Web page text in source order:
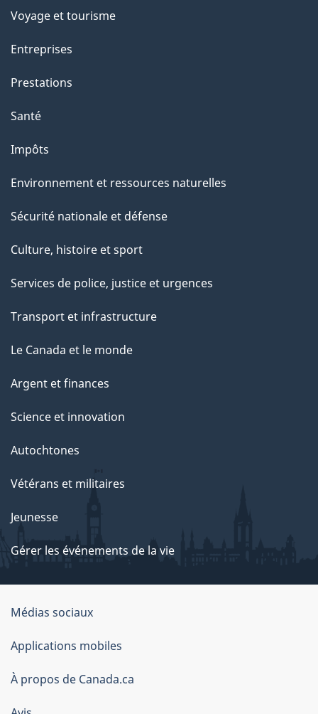
Voyage et tourisme
Entreprises
Prestations
Santé
Impôts
Environnement et ressources naturelles
Sécurité nationale et défense
Culture, histoire et sport
Services de police, justice et urgences
Transport et infrastructure
Le Canada et le monde
Argent et finances
Science et innovation
Autochtones
Vétérans et militaires
Jeunesse
Gérer les événements de la vie
Organisation
du
gouvernement
du
Canada
Médias sociaux
Applications mobiles
À propos de Canada.ca